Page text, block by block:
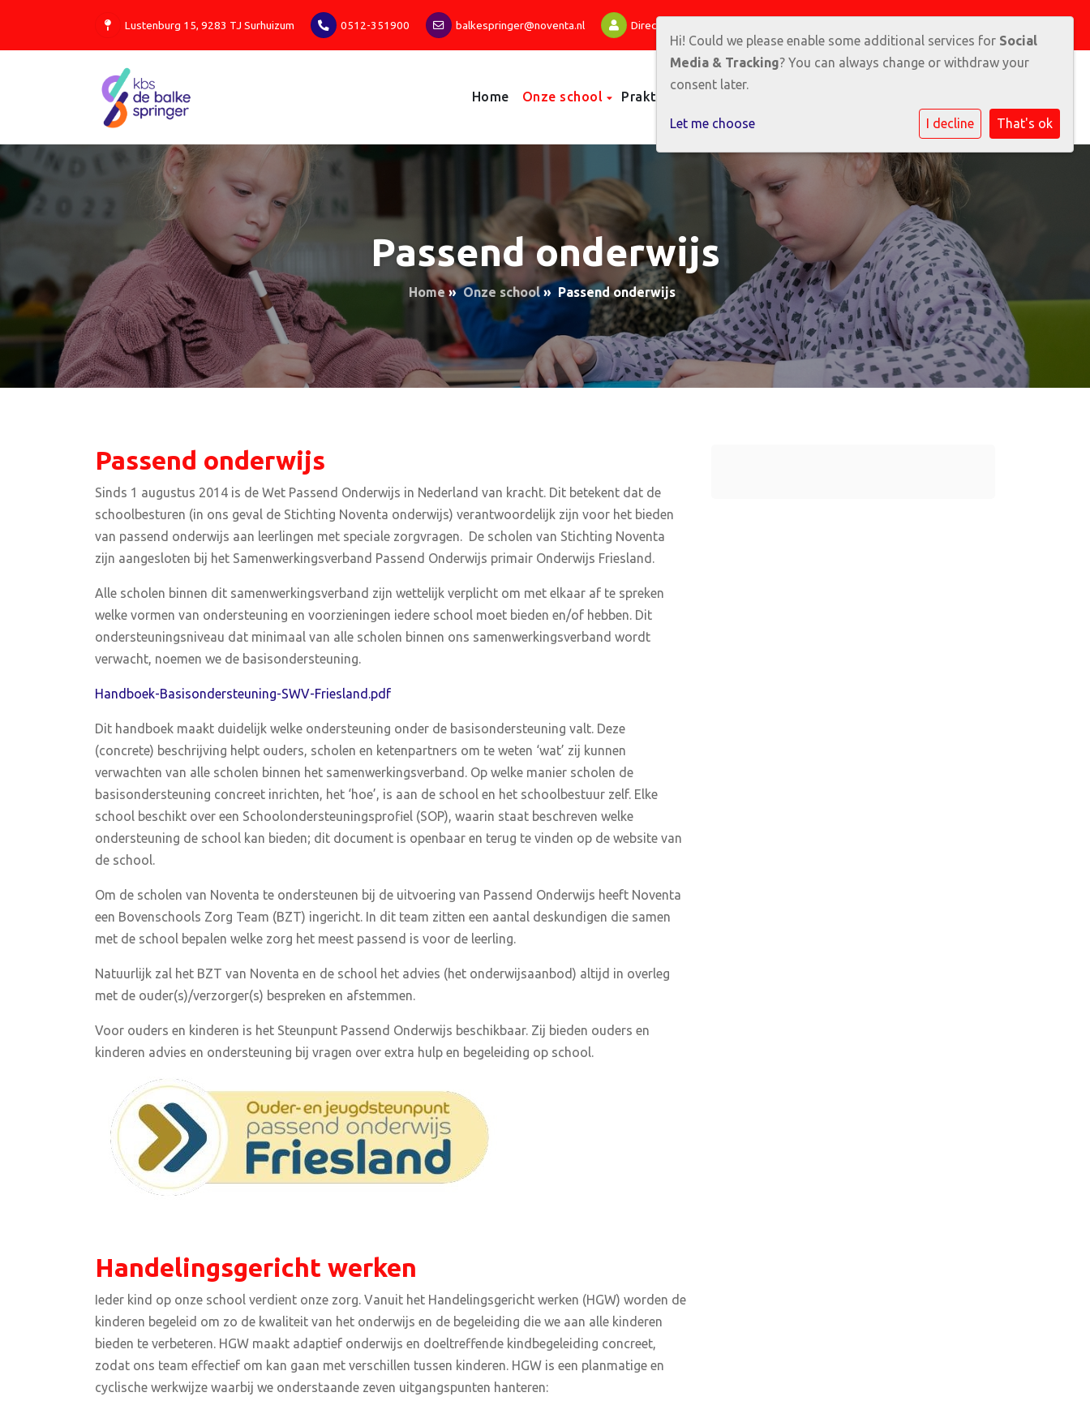
Lustenburg 15, 9283 TJ Surhuizum 0512-351900 balkespringer@noventa.nl Directeur: Hesder Hoekstra
Home Onze school Praktische informatie
Passend onderwijs
Home» Onze school» Passend onderwijs
Passend onderwijs
Sinds 1 augustus 2014 is de Wet Passend Onderwijs in Nederland van kracht. Dit betekent dat de
schoolbesturen (in ons geval de Stichting Noventa onderwijs) verantwoordelijk zijn voor het bieden
van passend onderwijs aan leerlingen met speciale zorgvragen. De scholen van Stichting Noventa
zijn aangesloten bij het Samenwerkingsverband Passend Onderwijs primair Onderwijs Friesland.
Alle scholen binnen dit samenwerkingsverband zijn wettelijk verplicht om met elkaar af te spreken
welke vormen van ondersteuning en voorzieningen iedere school moet bieden en/of hebben. Dit
ondersteuningsniveau dat minimaal van alle scholen binnen ons samenwerkingsverband wordt
verwacht, noemen we de basisondersteuning.
Handboek-Basisondersteuning-SWV-Friesland.pdf
Dit handboek maakt duidelijk welke ondersteuning onder de basisondersteuning valt. Deze
(concrete) beschrijving helpt ouders, scholen en ketenpartners om te weten ‘wat’ zij kunnen
verwachten van alle scholen binnen het samenwerkingsverband. Op welke manier scholen de
basisondersteuning concreet inrichten, het ‘hoe’, is aan de school en het schoolbestuur zelf. Elke
school beschikt over een Schoolondersteuningsprofiel (SOP), waarin staat beschreven welke
ondersteuning de school kan bieden; dit document is openbaar en terug te vinden op de website van
de school.
Om de scholen van Noventa te ondersteunen bij de uitvoering van Passend Onderwijs heeft Noventa
een Bovenschools Zorg Team (BZT) ingericht. In dit team zitten een aantal deskundigen die samen
met de school bepalen welke zorg het meest passend is voor de leerling.
Natuurlijk zal het BZT van Noventa en de school het advies (het onderwijsaanbod) altijd in overleg
met de ouder(s)/verzorger(s) bespreken en afstemmen.
Voor ouders en kinderen is het Steunpunt Passend Onderwijs beschikbaar. Zij bieden ouders en
kinderen advies en ondersteuning bij vragen over extra hulp en begeleiding op school.
Handelingsgericht werken
Ieder kind op onze school verdient onze zorg. Vanuit het Handelingsgericht werken (HGW) worden de
kinderen begeleid om zo de kwaliteit van het onderwijs en de begeleiding die we aan alle kinderen
bieden te verbeteren. HGW maakt adaptief onderwijs en doeltreffende kindbegeleiding concreet,
zodat ons team effectief om kan gaan met verschillen tussen kinderen. HGW is een planmatige en
cyclische werkwijze waarbij we onderstaande zeven uitgangspunten hanteren:
Hi! Could we please enable some additional services for Social
Media & Tracking? You can always change or withdraw your
consent later.
Let me choose I decline That's ok